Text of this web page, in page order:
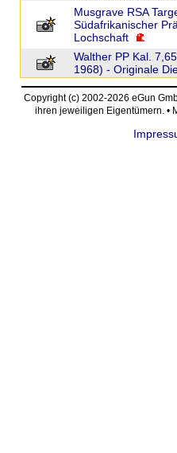
Musgrave RSA
Südafrikanischer
Lochschaft
Walther PP Kal.
1968) - Originale
Copyright (c) 2002-2026 eGun
ihren jeweiligen Eigentümern. •